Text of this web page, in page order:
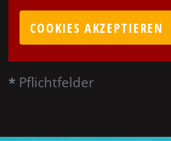
COOKIES AKZEPTIEREN
* Pflichtfelder